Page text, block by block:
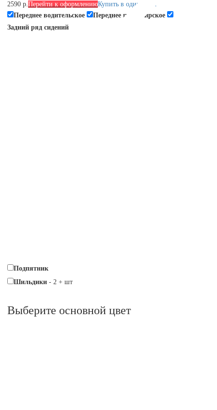
2590 р.Перейти к оформлениюКупить в один клик
Переднее водительское
Переднее пассажирское
Задний ряд сидений
Подпятник
Шильдики - 2 + шт
Выберите oсновной цвет